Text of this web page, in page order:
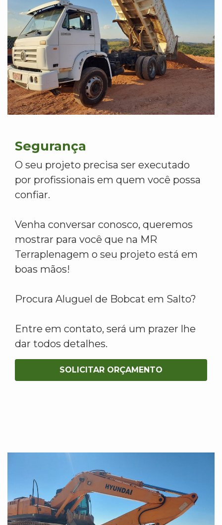
Segurança
O seu projeto precisa ser executado
por profissionais em quem você possa
confiar.
Venha conversar conosco, queremos
mostrar para você que na MR
Terraplenagem o seu projeto está em
boas mãos!
Procura Aluguel de Bobcat em Salto?
Entre em contato, será um prazer lhe
dar todos detalhes.
SOLICITAR ORÇAMENTO